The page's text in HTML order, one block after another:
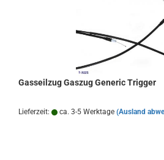
Gasseilzug Gaszug Generic Trigger
Lieferzeit: ca. 3-5 Werktage (Ausland